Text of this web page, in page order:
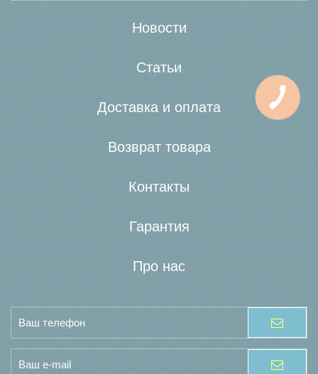
Новости
Статьи
Доставка и оплата
Возврат товара
Контакты
Гарантия
Про нас